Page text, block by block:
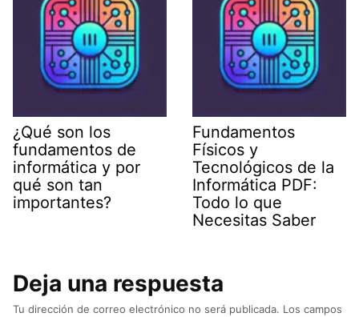
¿Qué son los
fundamentos de
informática y por
qué son tan
importantes?
Fundamentos
Físicos y
Tecnológicos de la
Informática PDF:
Todo lo que
Necesitas Saber
Deja una respuesta
Tu dirección de correo electrónico no será publicada. Los campos